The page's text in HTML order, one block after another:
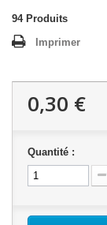
94 Produits
Imprimer
0,30 €
Quantité :